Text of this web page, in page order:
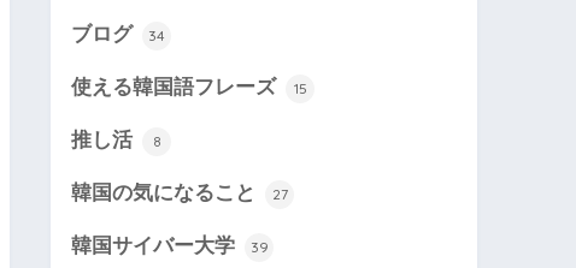
ブログ 34
使える韓国語フレーズ 15
推し活 8
韓国の気になること 27
韓国サイバー大学 39